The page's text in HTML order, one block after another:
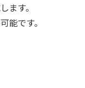
ます。
能です。